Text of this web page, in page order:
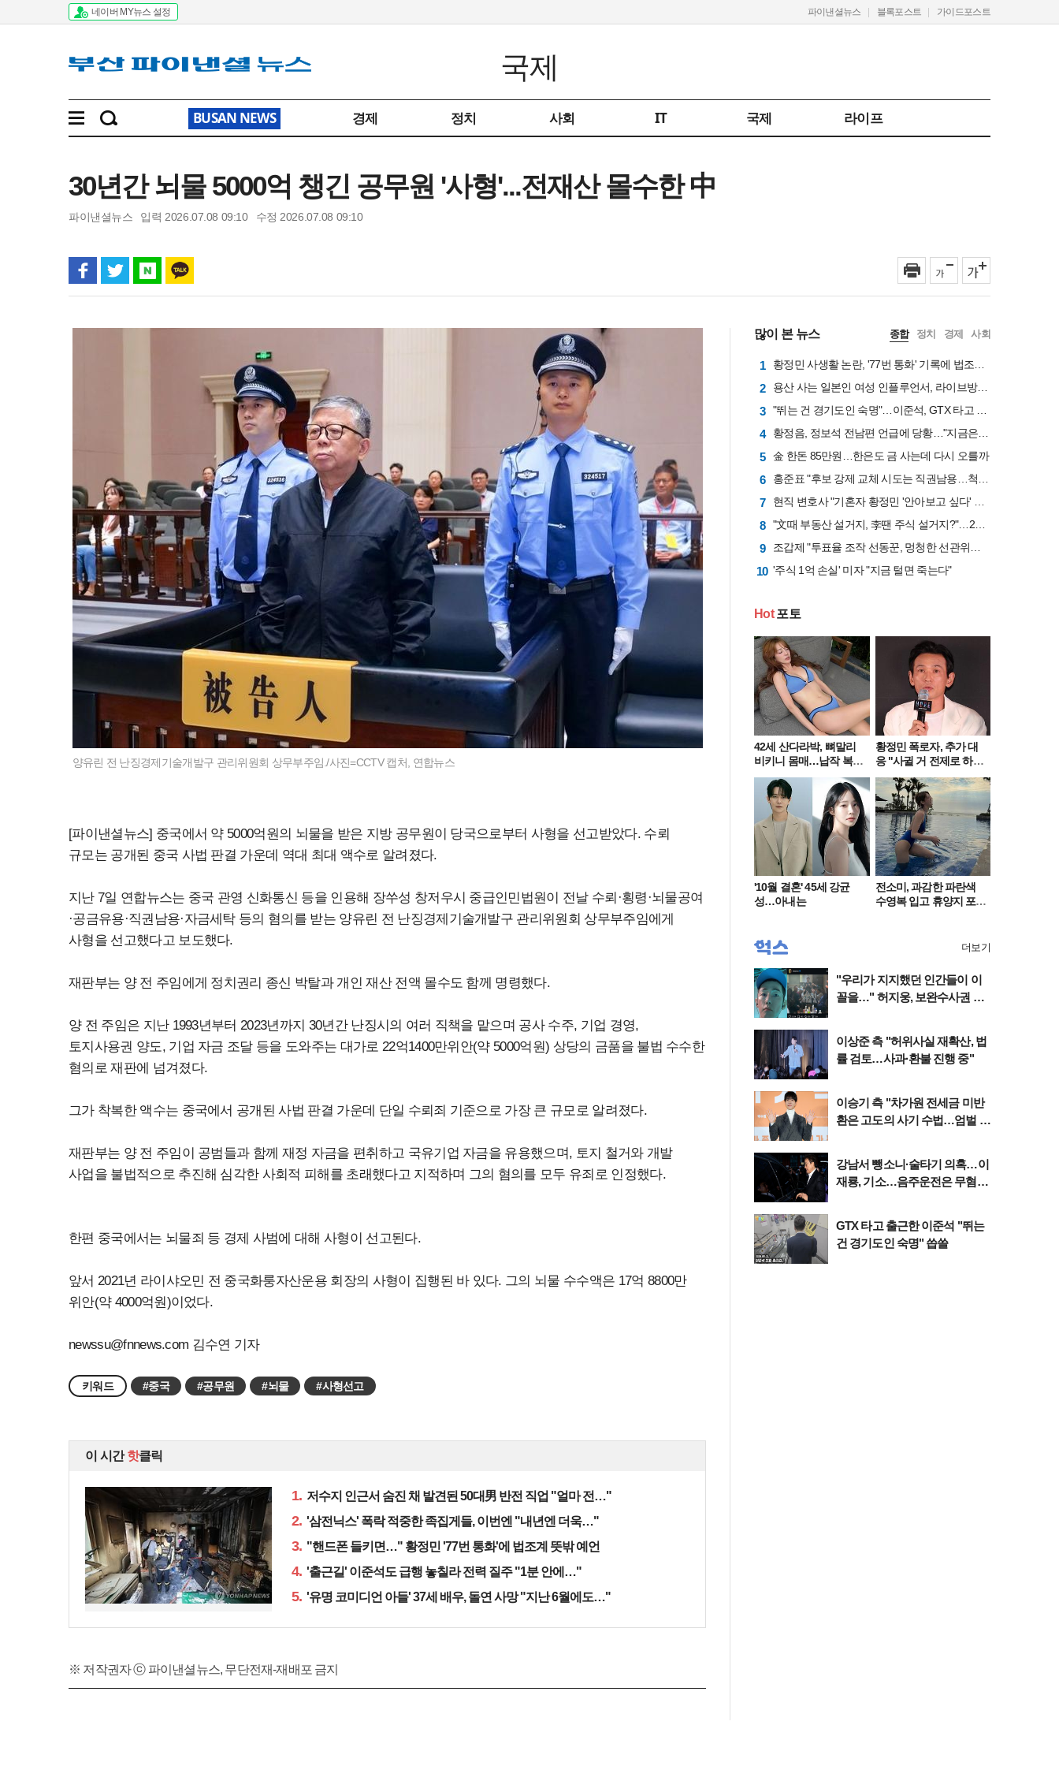
네이버 MY뉴스 설정 파이낸셜뉴스 블록포스트 가이드포스트
국제
BUSAN NEWS 경제 정치 사회 IT 국제 라이프
30년간 뇌물 5000억 챙긴 공무원 '사형'...전재산 몰수한 中
파이낸셜뉴스 입력 2026.07.08 09:10 수정 2026.07.08 09:10
양유린 전 난징경제기술개발구 관리위원회 상무부주임./사진=CCTV 캡처, 연합뉴스
[파이낸셜뉴스] 중국에서 약 5000억원의 뇌물을 받은 지방 공무원이 당국으로부터 사형을 선고받았다. 수뢰
규모는 공개된 중국 사법 판결 가운데 역대 최대 액수로 알려졌다.
지난 7일 연합뉴스는 중국 관영 신화통신 등을 인용해 장쑤성 창저우시 중급인민법원이 전날 수뢰·횡령·뇌물공여
·공금유용·직권남용·자금세탁 등의 혐의를 받는 양유린 전 난징경제기술개발구 관리위원회 상무부주임에게
사형을 선고했다고 보도했다.
재판부는 양 전 주임에게 정치권리 종신 박탈과 개인 재산 전액 몰수도 함께 명령했다.
양 전 주임은 지난 1993년부터 2023년까지 30년간 난징시의 여러 직책을 맡으며 공사 수주, 기업 경영,
토지사용권 양도, 기업 자금 조달 등을 도와주는 대가로 22억1400만위안(약 5000억원) 상당의 금품을 불법 수수한
혐의로 재판에 넘겨졌다.
그가 착복한 액수는 중국에서 공개된 사법 판결 가운데 단일 수뢰죄 기준으로 가장 큰 규모로 알려졌다.
재판부는 양 전 주임이 공범들과 함께 재정 자금을 편취하고 국유기업 자금을 유용했으며, 토지 철거와 개발
사업을 불법적으로 추진해 심각한 사회적 피해를 초래했다고 지적하며 그의 혐의를 모두 유죄로 인정했다.
한편 중국에서는 뇌물죄 등 경제 사범에 대해 사형이 선고된다.
앞서 2021년 라이샤오민 전 중국화룽자산운용 회장의 사형이 집행된 바 있다. 그의 뇌물 수수액은 17억 8800만
위안(약 4000억원)이었다.
newssu@fnnews.com 김수연 기자
키워드 #중국 #공무원 #뇌물 #사형선고
이 시간핫클릭
1. 저수지 인근서 숨진 채 발견된 50대男 반전 직업 "얼마 전…"
2. '삼전닉스' 폭락 적중한 족집게들, 이번엔 "내년엔 더욱…"
3. "핸드폰 들키면…" 황정민 '77번 통화'에 법조계 뜻밖 예언
4. '출근길' 이준석도 급행 놓칠라 전력 질주 "1분 안에…"
5. '유명 코미디언 아들' 37세 배우, 돌연 사망 "지난 6월에도…"
※ 저작권자 ⓒ 파이낸셜뉴스, 무단전재-재배포 금지
많이 본 뉴스 종합 정치 경제 사회
1
2 용산 사는 일본인 여성 인플루언서, 라이브방송 도중 사망
3
4
5 金 한돈 85만원…한은도 금 사는데 다시 오를까
6
7
8 "文때 부동산 설거지, 李땐 주식 설거지?"…2030 자조에 담긴 '포모 후폭풍'
9
10 '주식 1억 손실' 미자 "지금 털면 죽는다"
Hot포토
42세 산다라박, 뼈말리
비키니 몸매…납작 복부
에 깜짝
황정민 폭로자, 추가 대
응 "사귈 거 전제로 하
고…"
'10월 결혼' 45세 강균
성…아내는
전소미, 과감한 파란색
수영복 입고 휴양지 포
"우리가 지지했던 인간들이 이
꼴을…" 허지웅, 보완수사권 폐
이상준 측 "허위사실 재확산, 법
률 검토…사과·환불 진행 중"
이승기 측 "차가원 전세금 미반
환은 고도의 사기 수법…엄벌 원
강남서 뺑소니·술타기 의혹…이
재룡, 기소…음주운전은 무혐의
GTX 타고 출근한 이준석 "뛰는
건 경기도인 숙명" 씁쓸
더보기